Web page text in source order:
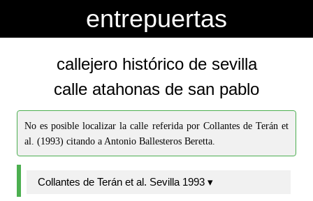
entrepuertas
callejero histórico de sevilla
calle atahonas de san pablo
No es posible localizar la calle referida por Collantes de Terán et
al. (1993) citando a Antonio Ballesteros Beretta.
Collantes de Terán et al. Sevilla 1993 ▾